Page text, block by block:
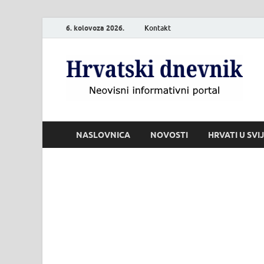
6. kolovoza 2026. Kontakt
NASLOVNICA NOVOSTI HRVATI U